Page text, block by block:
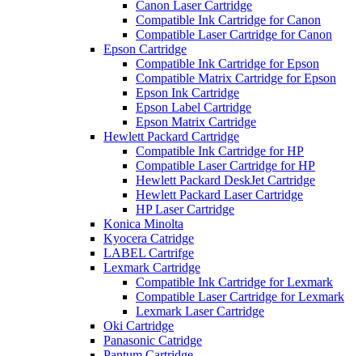
Canon Laser Cartridge
Compatible Ink Cartridge for Canon
Compatible Laser Cartridge for Canon
Epson Cartridge
Compatible Ink Cartridge for Epson
Compatible Matrix Cartridge for Epson
Epson Ink Cartridge
Epson Label Cartridge
Epson Matrix Cartridge
Hewlett Packard Cartridge
Compatible Ink Cartridge for HP
Compatible Laser Cartridge for HP
Hewlett Packard DeskJet Cartridge
Hewlett Packard Laser Cartridge
HP Laser Cartridge
Konica Minolta
Kyocera Catridge
LABEL Cartrifge
Lexmark Cartridge
Compatible Ink Cartridge for Lexmark
Compatible Laser Cartridge for Lexmark
Lexmark Laser Cartridge
Oki Cartridge
Panasonic Catridge